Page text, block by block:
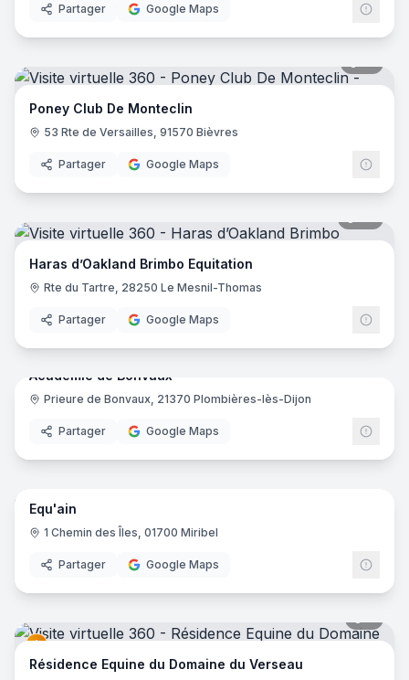
Partager Google Maps
Poney Club De Monteclin
53 Rte de Versailles, 91570 Bièvres
Partager Google Maps
Haras d’Oakland Brimbo Equitation
Rte du Tartre, 28250 Le Mesnil-Thomas
Partager Google Maps
20
Académie de Bonvaux
Prieure de Bonvaux, 21370 Plombières-lès-Dijon
Partager Google Maps
14
Equ'ain
1 Chemin des Îles, 01700 Miribel
Partager Google Maps
Résidence Equine du Domaine du Verseau